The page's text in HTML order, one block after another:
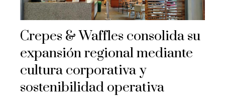
Crepes & Waffles consolida su
expansión regional mediante
cultura corporativa y
sostenibilidad operativa